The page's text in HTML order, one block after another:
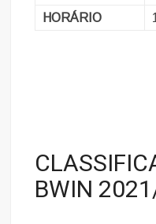
HORÁRIO
BWIN